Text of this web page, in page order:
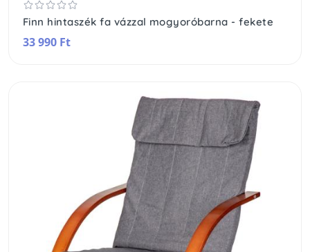
Finn hintaszék fa vázzal mogyoróbarna - fekete
33 990 Ft